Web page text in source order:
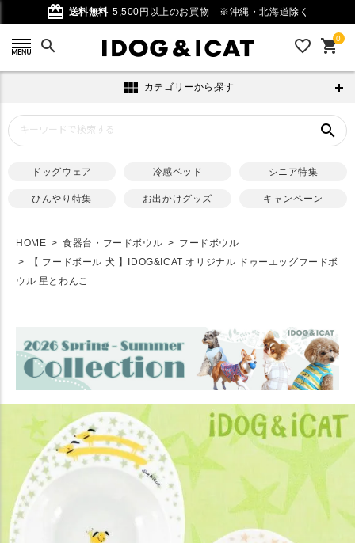
card_giftcard 送料無料 5,500円以上のお買物 ※沖縄・北海道除く
search favorite_outline 0
shopping_cart
view_module カテゴリーから探す
search
ドッグウェア 冷感ベッド シニア特集
ひんやり特集 お出かけグッズ キャンペーン
HOME 食器台・フードボウル
フードボウル
【 フードボール 犬 】IDOG&ICAT オリジナル ドゥーエッグフードボ
ウル 星とわんこ